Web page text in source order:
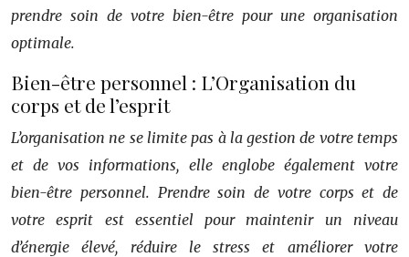
prendre soin de votre bien-être pour une organisation
optimale.
Bien-être personnel : L’Organisation du
corps et de l’esprit
L’organisation ne se limite pas à la gestion de votre temps
et de vos informations, elle englobe également votre
bien-être personnel. Prendre soin de votre corps et de
votre esprit est essentiel pour maintenir un niveau
d’énergie élevé, réduire le stress et améliorer votre